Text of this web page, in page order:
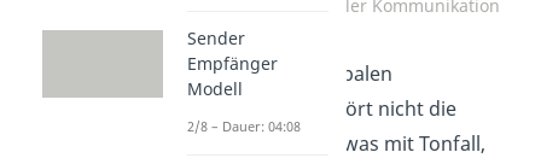
Kanäle nonverbaler Kommunikation
Wichtig:Zur nonverbalen
Kommunikation gehört nicht die
Stimme. Denn alles, was mit Tonfall,
Sender
Empfänger
Modell
2/8 – Dauer: 04:08